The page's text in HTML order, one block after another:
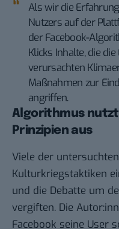
Als wir die
Nutzers auf der
der Facebook-
Klicks Inhalte, die
verursachten
Maßnahmen zur
angriffen.
Algorithmus
Prinzipien aus
Viele der
Kulturkriegstaktiken
und die Debatte um
vergiften. Die
Facebook seine User